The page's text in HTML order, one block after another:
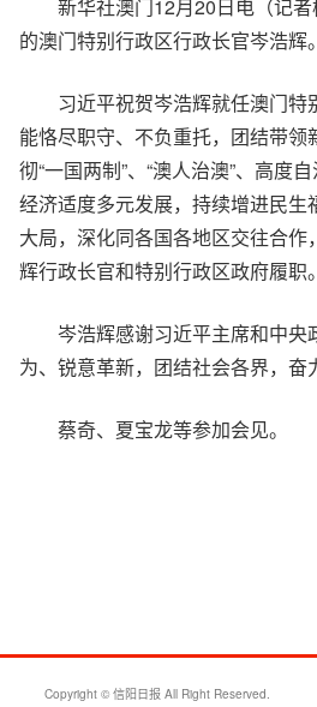
新华社澳门12月20日电（记
的澳门特别行政区行政长官岑浩辉。
习近平祝贺岑浩辉就任澳门
能恪尽职守、不负重托，团结带
彻“一国两制”、“澳人治澳”、高度
经济适度多元发展，持续增进民
大局，深化同各国各地区交往合
辉行政长官和特别行政区政府履职。
岑浩辉感谢习近平主席和中
为、锐意革新，团结社会各界，奋
蔡奇、夏宝龙等参加会见。
Copyright © 信阳日报 All Right Reserved.